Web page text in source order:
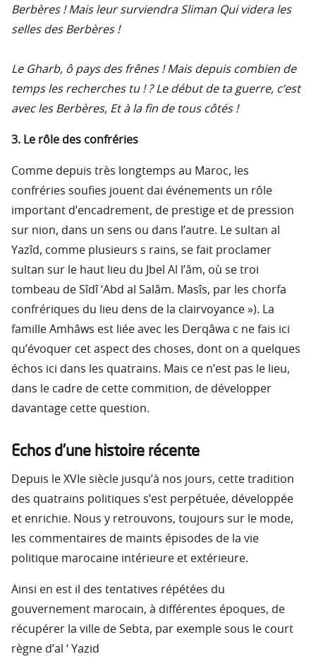
Berbères ! Mais leur surviendra Sliman Qui videra les
selles des Berbères !
Le Gharb, ô pays des frênes ! Mais depuis combien de
temps les recherches tu ! ? Le début de ta guerre, c’est
avec les Berbères, Et à la fin de tous côtés !
3. Le rôle des confréries
Comme depuis très longtemps au Maroc, les
confréries soufies jouent dai événements un rôle
important d’encadrement, de prestige et de pression
sur nion, dans un sens ou dans l’autre. Le sultan al
Yazîd, comme plusieurs s rains, se fait proclamer
sultan sur le haut lieu du Jbel Al l’âm, où se troi
tombeau de Sîdî ‘Abd al Salâm. Masîs, par les chorfa
confrériques du lieu dens de la clairvoyance »). La
famille Amhâws est liée avec les Derqâwa c ne fais ici
qu’évoquer cet aspect des choses, dont on a quelques
échos ici dans les quatrains. Mais ce n’est pas le lieu,
dans le cadre de cette commition, de développer
davantage cette question.
Echos d’une histoire récente
Depuis le XVIe siècle jusqu’à nos jours, cette tradition
des quatrains politiques s’est perpétuée, développée
et enrichie. Nous y retrouvons, toujours sur le mode,
les commentaires de maints épisodes de la vie
politique marocaine intérieure et extérieure.
Ainsi en est il des tentatives répétées du
gouvernement marocain, à différentes époques, de
récupérer la ville de Sebta, par exemple sous le court
règne d’al ‘ Yazid